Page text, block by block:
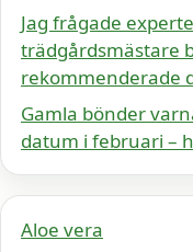
Jag frågade
trädgårdsmästare
rekommenderade
Gamla bönder
datum i februari –
Aloe vera